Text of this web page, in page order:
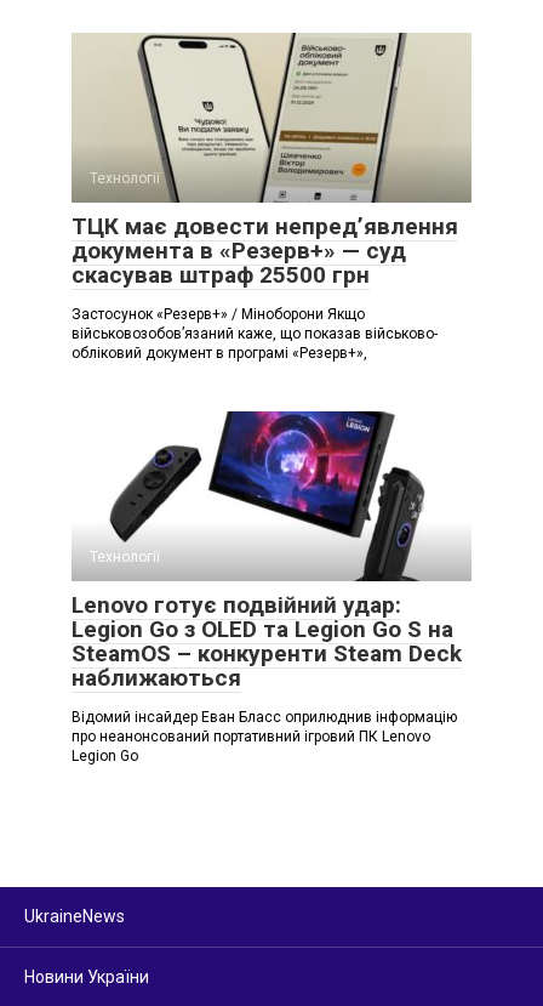
Технології
ТЦК має довести непред’явлення
документа в «Резерв+» — суд
скасував штраф 25500 грн
Застосунок «Резерв+» / Міноборони Якщо
військовозобов’язаний каже, що показав військово-
обліковий документ в програмі «Резерв+»,
Технології
Lenovo готує подвійний удар:
Legion Go з OLED та Legion Go S на
SteamOS – конкуренти Steam Deck
наближаються
Відомий інсайдер Еван Бласс оприлюднив інформацію
про неанонсований портативний ігровий ПК Lenovo
Legion Go
UkraineNews
Новини України